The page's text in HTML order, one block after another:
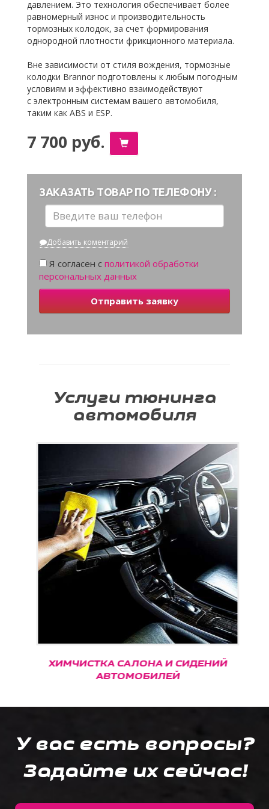
давлением. Это технология обеспечивает более
равномерный износ и производительность
тормозных колодок, за счет формирования
однородной плотности фрикционного материала.
Вне зависимости от стиля вождения, тормозные
колодки Brannor подготовлены к любым погодным
условиям и эффективно взаимодействуют
с электронным системам вашего автомобиля,
таким как ABS и ESP.
7 700 руб.
ЗАКАЗАТЬ ТОВАР ПО ТЕЛЕФОНУ :
Добавить коментарий
Я согласен с политикой обработки
персональных данных
Отправить заявку
Услуги тюнинга
автомобиля
ХИМЧИСТКА САЛОНА И СИДЕНИЙ
АВТОМОБИЛЕЙ
У вас есть вопросы?
Задайте их сейчас!